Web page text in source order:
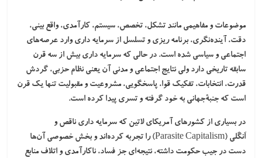
موضوعات و مفاهیمی مانندتشکل، تخصص، سیستم، کارآمدی، واقع بینی،
دقت، آینده‌نگری، برنامه ‌ریزی و تسلسل از سرمایه داری وارد عرصه‌های
اجتماعی و سیاسی شده است. در حالی که سرمایه‌ داری بیش از سه قرن
سابقه تاریخی دارد ولی نتایج اجتماعی و مدنی آن یعنی نظام حزبی، گردش
قدرت، انتخابات، تفکیک قوا، پاسخگویی، مشروعیت و مقبولیت تنها یک قرن
است که جنبۀجهانی به خود گرفته و تسری پیدا کرده است.
در بسیاری از کشورهای آمریکای لاتین کهسرمایه داری ناقص و
اَنگَلی
(Parasite Capitalism) را تجربه کرده‌اند و بخش خصوصی آن‌ها
دست در جیب حکومت داشته، نتیجه‌ای جز فساد، ناکارآمدی و اتلاف منابع